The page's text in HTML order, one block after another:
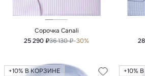
Сорочка Canali
25 290 ₽36 130 ₽-30%
+10% В КОРЗИНЕ +10%